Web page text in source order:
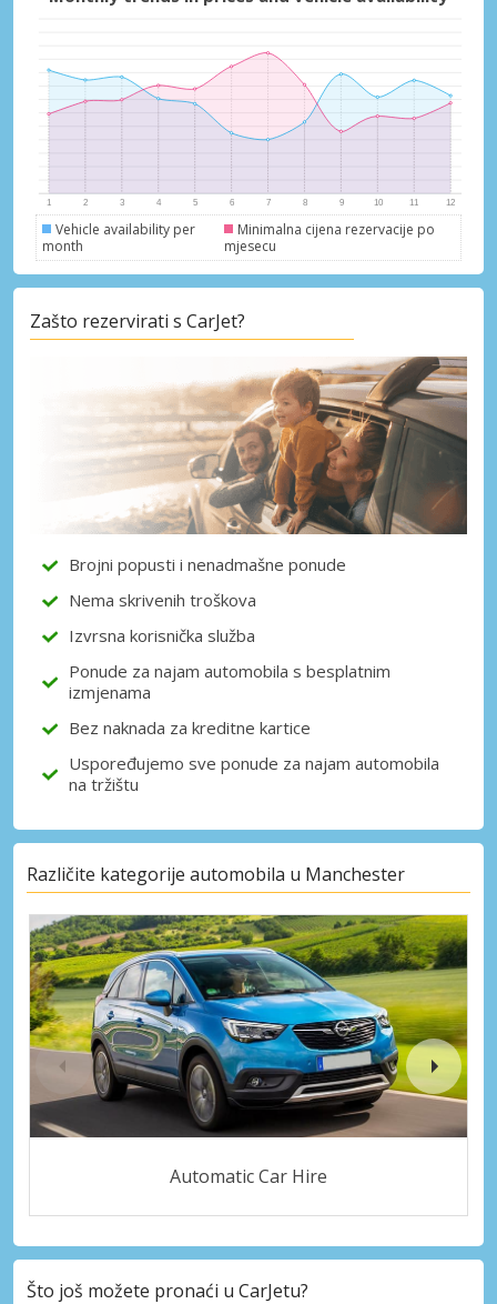
Vehicle availability per
month
Minimalna cijena rezervacije po
mjesecu
Zašto rezervirati s CarJet?
Brojni popusti i nenadmašne ponude
Nema skrivenih troškova
Izvrsna korisnička služba
Ponude za najam automobila s besplatnim
izmjenama
Bez naknada za kreditne kartice
Uspoređujemo sve ponude za najam automobila
na tržištu
Različite kategorije automobila u Manchester
Automatic Car Hire
Što još možete pronaći u CarJetu?